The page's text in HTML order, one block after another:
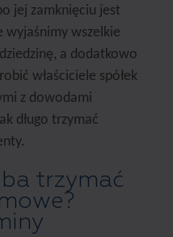
jej zamknięciu jest
wyjaśnimy wszelkie
a dodatkowo
właściciele spółek
z dowodami
długo trzymać
trzymać